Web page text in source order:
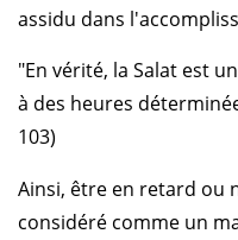
assidu dans
"En vérité, la Salat est
à des heures
103)
Ainsi, être en retard ou
considéré comme un